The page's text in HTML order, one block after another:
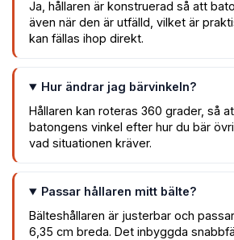
Ja, hållaren är konstruerad så att
även när den är utfälld, vilket är
kan fällas ihop direkt.
Hur ändrar jag bärvinkeln?
Hållaren kan roteras 360 grader, så
batongens vinkel efter hur du bär
vad situationen kräver.
Passar hållaren mitt bälte?
Bälteshållaren är justerbar och
6,35 cm breda. Det inbyggda